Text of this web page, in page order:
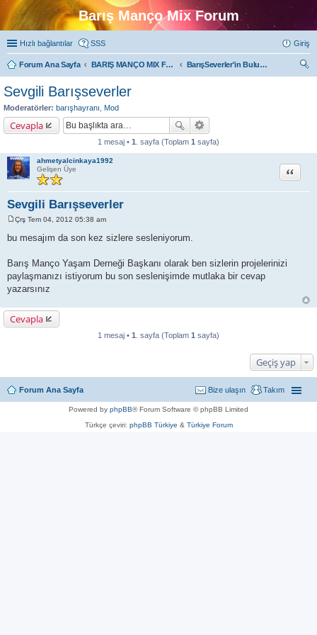
Barış Manço Mix Forum
Hızlı bağlantılar SSS Giriş
Forum Ana Sayfa BARIŞ MANÇO MIX FORUMLARI
BarışSeverler'in Buluşma Noktası
Sevgili Barışseverler
Moderatörler: barışhayranı Mod
Cevapla
1 mesaj • 1 . sayfa (Toplam 1 sayfa)
ahmetyalcinkaya1992
Gelişen Üye
Sevgili Barışseverler
Alıntı
M
s
Çrş Tem 04, 2012 05:38 am
bu mesajım da son kez sizlere sesleniyorum.
Barış Manço Yaşam Derneği Başkanı olarak ben sizlerin projelerinizi
paylaşmanızı istiyorum bu son seslenişimde mutlaka bir cevap
yazarsınız
Cevapla
1 mesaj • 1 . sayfa (Toplam 1 sayfa)
Geçiş yap
Forum Ana Sayfa Takım
Bize ulaşın
Powered by phpBB® Forum Software © phpBB Limited
Türkçe çeviri: phpBB Türkiye & Türkiye Forum